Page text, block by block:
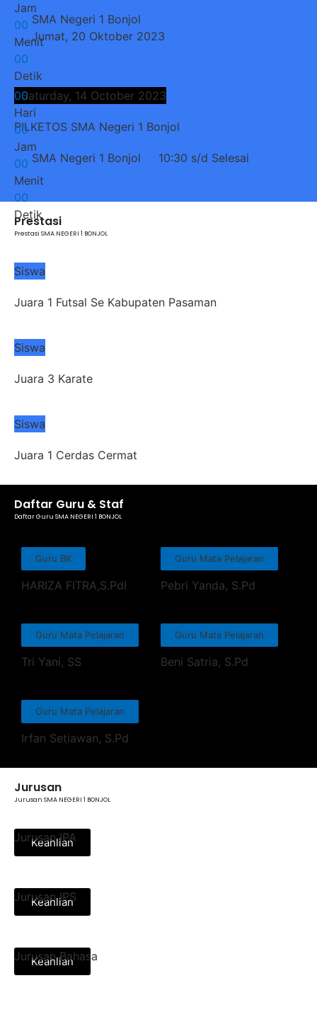
SMA Negeri 1 Bonjol
Jumat, 20 Oktober 2023
Jam
00
Menit
00
Detik
Saturday, 14 October 2023
PILKETOS SMA Negeri 1 Bonjol
SMA Negeri 1 Bonjol 10:30 s/d Selesai
00
Hari
00
Jam
00
Menit
00
Detik
Prestasi
Prestasi SMA NEGERI 1 BONJOL
Siswa
Juara 1 Futsal Se Kabupaten Pasaman
Siswa
Juara 3 Karate
Siswa
Juara 1 Cerdas Cermat
Daftar Guru & Staf
Daftar Guru SMA NEGERI 1 BONJOL
Guru BK
HARIZA FITRA,S.PdI
Guru Mata Pelajaran
Pebri Yanda, S.Pd
Guru Mata Pelajaran
Tri Yani, SS
Guru Mata Pelajaran
Beni Satria, S.Pd
Guru Mata Pelajaran
Irfan Setiawan, S.Pd
Jurusan
Jurusan SMA NEGERI 1 BONJOL
Keahlian
Jurusan IPA
Keahlian
Jurusan IPS
Keahlian
Jurusan Bahasa